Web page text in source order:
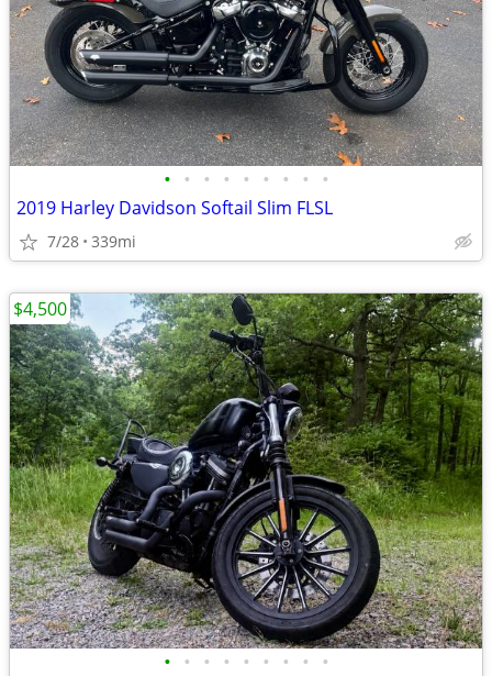
• • • • • • • • •
2019 Harley Davidson Softail Slim FLSL
7/28 339mi
• • • • • • • • •
$4,500